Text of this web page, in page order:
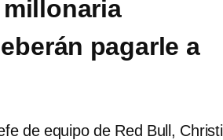
pagarle a
de equipo de Red Bull,